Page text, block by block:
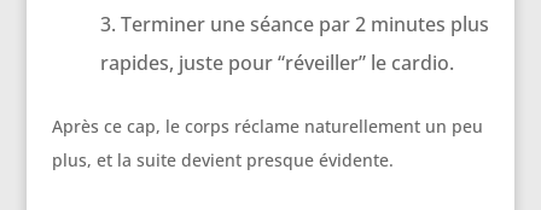
Terminer une séance par 2 minutes plus
rapides, juste pour “réveiller” le cardio.
Après ce cap, le corps réclame naturellement un peu
plus, et la suite devient presque évidente.